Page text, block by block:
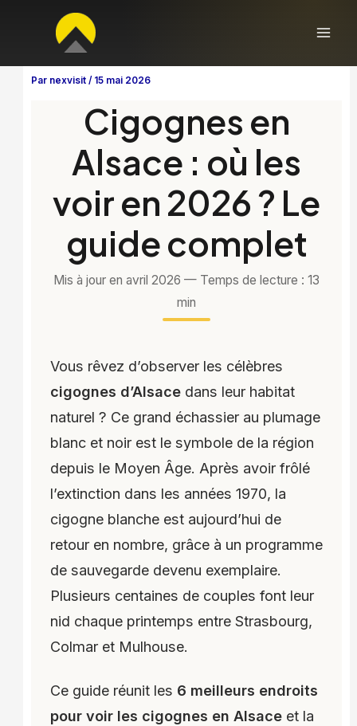
Par nexvisit / 15 mai 2026
Cigognes en
Alsace : où les
voir en 2026 ? Le
guide complet
Mis à jour en avril 2026 — Temps de lecture : 13
min
Vous rêvez d’observer les célèbres
cigognes d’Alsacedans leur habitat
naturel ? Ce grand échassier au plumage
blanc et noir est le symbole de la région
depuis le Moyen Âge. Après avoir frôlé
l’extinction dans les années 1970, la
cigogne blanche est aujourd’hui de
retour en nombre, grâce à un programme
de sauvegarde devenu exemplaire.
Plusieurs centaines de couples font leur
nid chaque printemps entre Strasbourg,
Colmar et Mulhouse.
Ce guide réunit les 6 meilleurs endroits
pour voir les cigognes en Alsaceet la